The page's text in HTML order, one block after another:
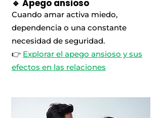
🔹 Apego ansioso
Cuando amar activa miedo,
dependencia o una constante
necesidad de seguridad.
👉 Explorar el apego ansioso y sus
efectos en las relaciones